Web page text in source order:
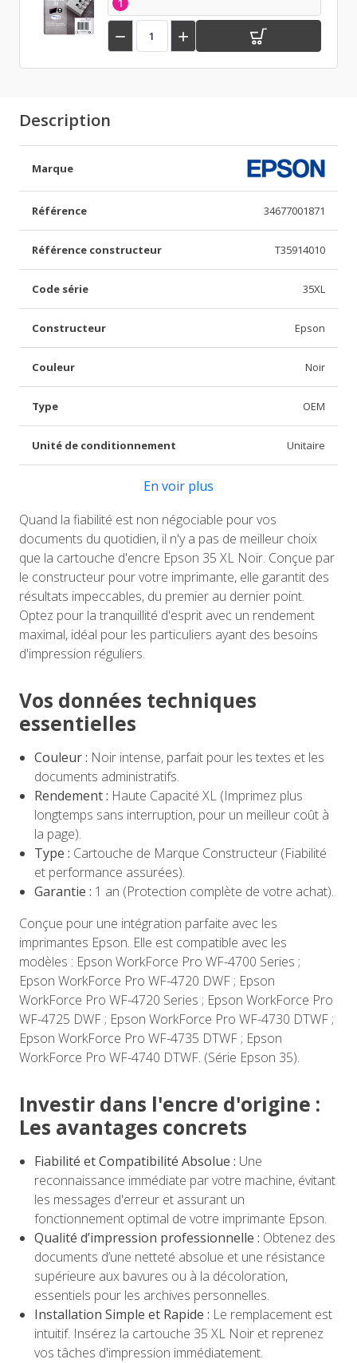
 
Description
Marque
Référence 34677001871
Référence constructeur T35914010
Code série 35XL
Constructeur Epson
Couleur Noir
Type OEM
Unité de conditionnement Unitaire
En voir plus
Quand la fiabilité est non négociable pour vos
documents du quotidien, il n'y a pas de meilleur choix
que la cartouche d'encre Epson 35 XL Noir. Conçue par
le constructeur pour votre imprimante, elle garantit des
résultats impeccables, du premier au dernier point.
Optez pour la tranquillité d'esprit avec un rendement
maximal, idéal pour les particuliers ayant des besoins
d'impression réguliers.
Vos données techniques
essentielles
Couleur : Noir intense, parfait pour les textes et les
documents administratifs.
Rendement : Haute Capacité XL (Imprimez plus
longtemps sans interruption, pour un meilleur coût à
la page).
Type : Cartouche de Marque Constructeur (Fiabilité
et performance assurées).
Garantie : 1 an (Protection complète de votre achat).
Conçue pour une intégration parfaite avec les
imprimantes Epson. Elle est compatible avec les
modèles : Epson WorkForce Pro WF-4700 Series ;
Epson WorkForce Pro WF-4720 DWF ; Epson
WorkForce Pro WF-4720 Series ; Epson WorkForce Pro
WF-4725 DWF ; Epson WorkForce Pro WF-4730 DTWF ;
Epson WorkForce Pro WF-4735 DTWF ; Epson
WorkForce Pro WF-4740 DTWF. (Série Epson 35).
Investir dans l'encre d'origine :
Les avantages concrets
Fiabilité et Compatibilité Absolue : Une
reconnaissance immédiate par votre machine, évitant
les messages d'erreur et assurant un
fonctionnement optimal de votre imprimante Epson.
Qualité d’impression professionnelle : Obtenez des
documents d’une netteté absolue et une résistance
supérieure aux bavures ou à la décoloration,
essentiels pour les archives personnelles.
Installation Simple et Rapide : Le remplacement est
intuitif. Insérez la cartouche 35 XL Noir et reprenez
vos tâches d'impression immédiatement.